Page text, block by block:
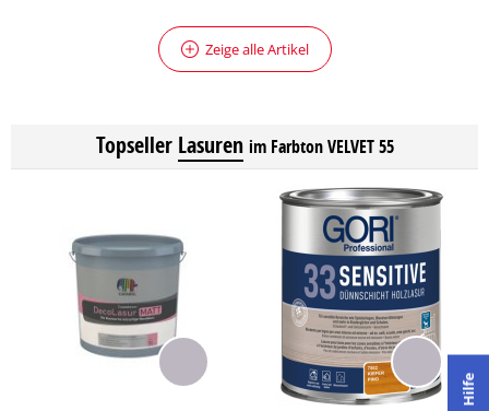
Zeige alle Artikel
Topseller Lasuren im Farbton VELVET 55
Hilfe